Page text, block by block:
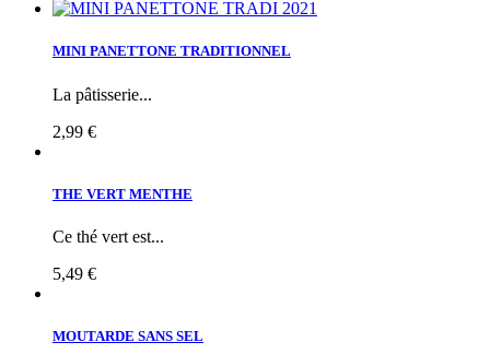
MINI PANETTONE TRADITIONNEL
La pâtisserie...
2,99 €
THE VERT MENTHE
Ce thé vert est...
5,49 €
MOUTARDE SANS SEL